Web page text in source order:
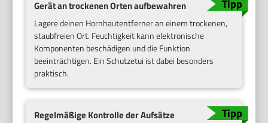
Gerät an trockenen Orten aufbewahren
Lagere deinen Hornhautentferner an einem trockenen,
staubfreien Ort. Feuchtigkeit kann elektronische
Komponenten beschädigen und die Funktion
beeinträchtigen. Ein Schutzetui ist dabei besonders
praktisch.
Regelmäßige Kontrolle der Aufsätze